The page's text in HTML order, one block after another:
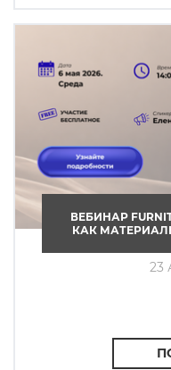
ВЕБИНАР
КАК
23